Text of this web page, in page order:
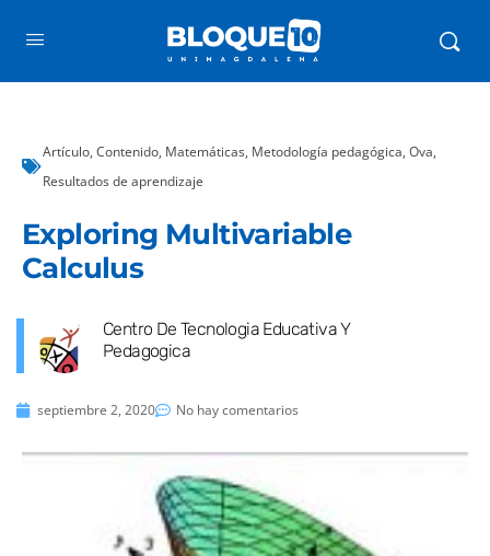
Artículo, Contenido, Matemáticas, Metodología pedagógica, Ova,
Resultados de aprendizaje
Exploring Multivariable
Calculus
Centro De Tecnologia Educativa Y
Pedagogica
septiembre 2, 2020 No hay comentarios